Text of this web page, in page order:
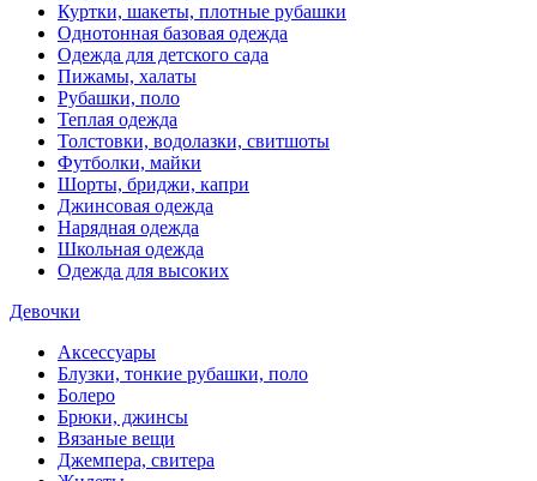
Куртки, шакеты, плотные рубашки
Однотонная базовая одежда
Одежда для детского сада
Пижамы, халаты
Рубашки, поло
Теплая одежда
Толстовки, водолазки, свитшоты
Футболки, майки
Шорты, бриджи, капри
Джинсовая одежда
Нарядная одежда
Школьная одежда
Одежда для высоких
Девочки
Аксессуары
Блузки, тонкие рубашки, поло
Болеро
Брюки, джинсы
Вязаные вещи
Джемпера, свитера